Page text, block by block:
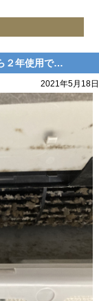
２年使用で…
2021年5月18日